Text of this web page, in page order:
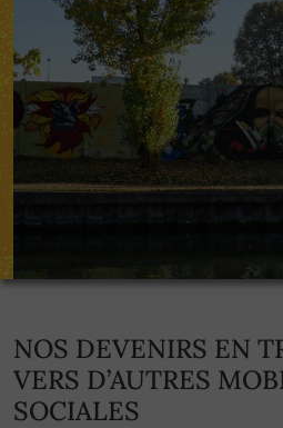
NOS DEVENIRS EN
VERS D’AUTRES
SOCIALES